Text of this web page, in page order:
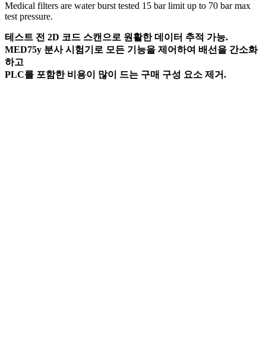
Medical filters are water burst tested 15 bar limit up to 70 bar max
test pressure.
테스트 전 2D 코드 스캔으로 원활한 데이터 추적 가능.
MED75y 분사 시험기로 모든 기능을 제어하여 배선을 간소화
하고
PLC를 포함한 비용이 많이 드는 구매 구성 요소 제거.